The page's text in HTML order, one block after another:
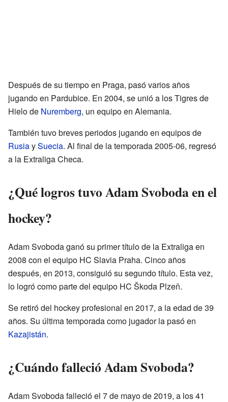
Después de su tiempo en Praga, pasó varios años
jugando en Pardubice. En 2004, se unió a los Tigres de
Hielo de Nuremberg, un equipo en Alemania.
También tuvo breves periodos jugando en equipos de
RusiaySuecia. Al final de la temporada 2005-06, regresó
a la Extraliga Checa.
¿Qué logros tuvo Adam Svoboda en el
hockey?
Adam Svoboda ganó su primer título de la Extraliga en
2008 con el equipo HC Slavia Praha. Cinco años
después, en 2013, consiguió su segundo título. Esta vez,
lo logró como parte del equipo HC Škoda Plzeň.
Se retiró del hockey profesional en 2017, a la edad de 39
años. Su última temporada como jugador la pasó en
Kazajistán.
¿Cuándo falleció Adam Svoboda?
Adam Svoboda falleció el 7 de mayo de 2019, a los 41